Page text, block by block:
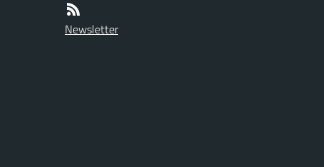
Newsletter